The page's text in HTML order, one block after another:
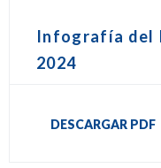
Infografía del
2024
DESCARGAR PDF